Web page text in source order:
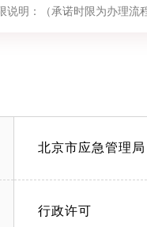
说明： （承诺时限为办理流
北京市应急管理局
行政许可